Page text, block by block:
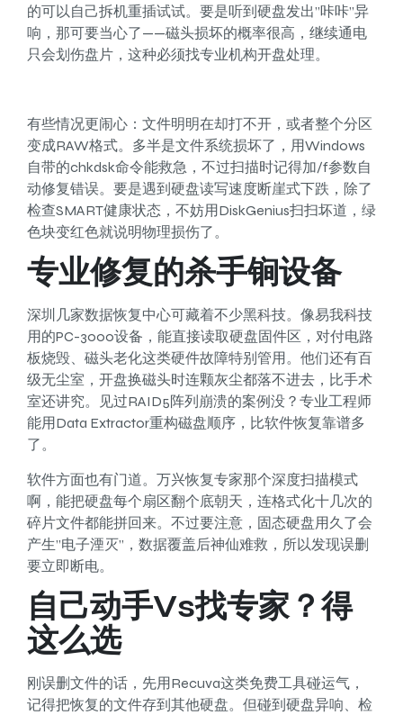
的可以自己拆机重插试试。要是听到硬盘发出”咔咔”异
响，那可要当心了——磁头损坏的概率很高，继续通电
只会划伤盘片，这种必须找专业机构开盘处理。
有些情况更闹心：文件明明在却打不开，或者整个分区
变成RAW格式。多半是文件系统损坏了，用Windows
自带的chkdsk命令能救急，不过扫描时记得加/f参数自
动修复错误。要是遇到硬盘读写速度断崖式下跌，除了
检查SMART健康状态，不妨用DiskGenius扫扫坏道，绿
色块变红色就说明物理损伤了。
专业修复的杀手锏设备
深圳几家数据恢复中心可藏着不少黑科技。像易我科技
用的PC-3000设备，能直接读取硬盘固件区，对付电路
板烧毁、磁头老化这类硬件故障特别管用。他们还有百
级无尘室，开盘换磁头时连颗灰尘都落不进去，比手术
室还讲究。见过RAID5阵列崩溃的案例没？专业工程师
能用Data Extractor重构磁盘顺序，比软件恢复靠谱多
了。
软件方面也有门道。万兴恢复专家那个深度扫描模式
啊，能把硬盘每个扇区翻个底朝天，连格式化十几次的
碎片文件都能拼回来。不过要注意，固态硬盘用久了会
产生”电子湮灭”，数据覆盖后神仙难救，所以发现误删
要立即断电。
自己动手vs找专家？得
这么选
刚误删文件的话，先用Recuva这类免费工具碰运气，
记得把恢复的文件存到其他硬盘。但碰到硬盘异响、检